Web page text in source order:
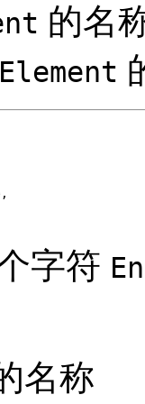
的名
Element
字符
名称